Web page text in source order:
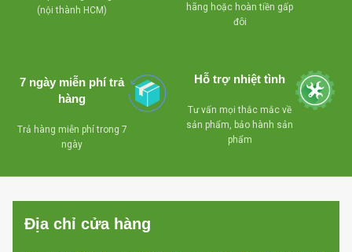
(nội thành HCM)
hãng hoặc hoàn tiền gấp
đôi
7 ngày miễn phí trả
hàng
Trả hàng miễn phí trong 7
ngày
Hỗ trợ nhiệt tình
Tư vấn mọi thắc mắc về
sản phẩm, bảo hành sản
phẩm
Địa chỉ cửa hàng